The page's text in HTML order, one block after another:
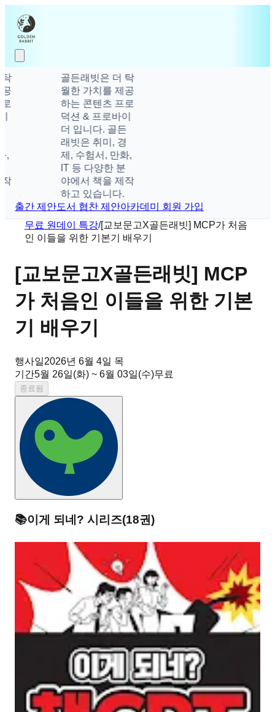
골든래빗은 더 탁
월한 가치를 제공
하는 콘텐츠 프로
덕션 & 프로바이
더 입니다. 골든
래빗은 취미, 경
제, 수험서, 만화,
IT 등 다양한 분
야에서 책을 제작
하고 있습니다.
출간 제안도서 협찬 제안아카데미 회원 가입
무료 원데이 특강/[교보문고X골든래빗] MCP가 처음
인 이들을 위한 기본기 배우기
[교보문고X골든래빗] MCP
가 처음인 이들을 위한 기본
기 배우기
행사일2026년 6월 4일 목
기간5월 26일(화) ~ 6월 03일(수)무료
종료됨
📚이게 되네? 시리즈(18권)